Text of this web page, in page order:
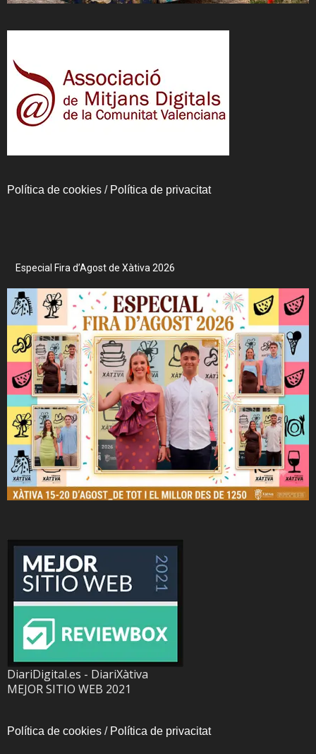
Política de cookies / Política de privacitat
Especial Fira d’Agost de Xàtiva 2026
DiariDigital.es - DiariXàtiva
MEJOR SITIO WEB 2021
Política de cookies / Política de privacitat